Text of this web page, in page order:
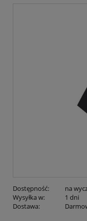
Dostępność:
na
Wysyłka w:
1 dni
Dostawa:
Cena nie zawiera